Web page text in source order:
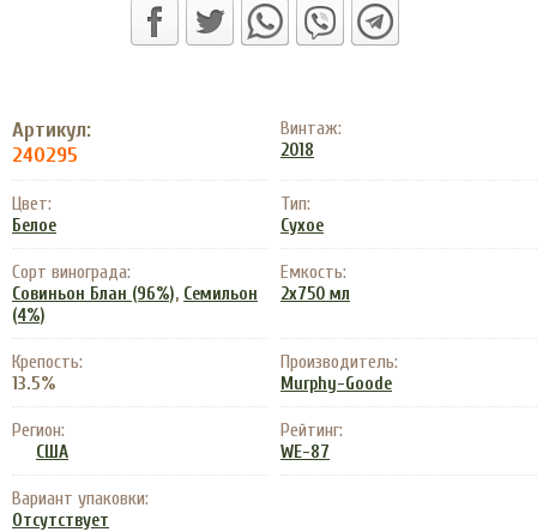
Артикул:
240295
Винтаж:
2018
Цвет:
Белое
Тип:
Сухое
Сорт винограда:
Совиньон Блан (96%), Семильон
(4%)
Емкость:
2х750 мл
Крепость:
13.5%
Производитель:
Murphy-Goode
Регион:
США
Рейтинг:
WE-87
Вариант упаковки:
Отсутствует